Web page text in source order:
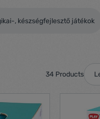
, készségfejlesztő játékok
34 Products